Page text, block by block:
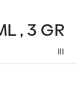
, 3 GR